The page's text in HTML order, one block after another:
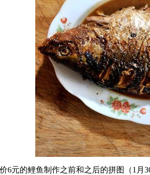
6元的鲤鱼制作之前和之后的拼图（1